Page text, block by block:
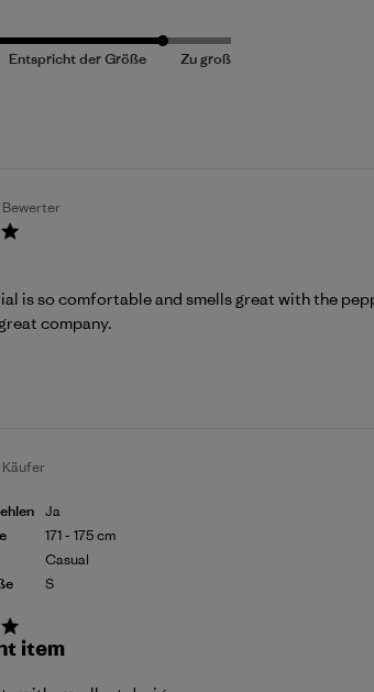
is so comfortable and smells great with the
company.
Ja
171 - 175 cm
Casual
S
item